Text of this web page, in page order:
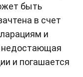
быть
в счет
и
недостающая
и погашается